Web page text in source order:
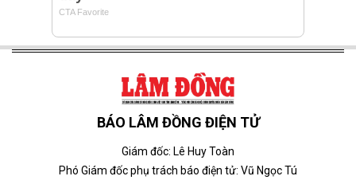
BÁO LÂM ĐỒNG ĐIỆN TỬ
Giám đốc: Lê Huy Toàn
Phó Giám đốc phụ trách báo điện tử: Vũ Ngọc Tú